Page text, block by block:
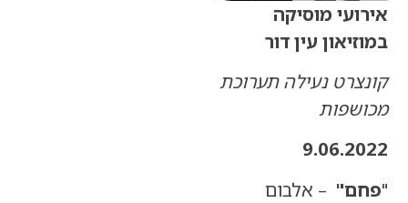
מוסיקה
עין דור
נעילה תערוכת
– אלבום